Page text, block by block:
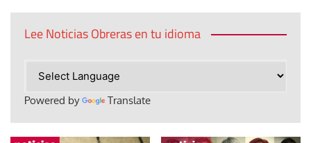
Lee Noticias Obreras en tu idioma
Powered by Translate